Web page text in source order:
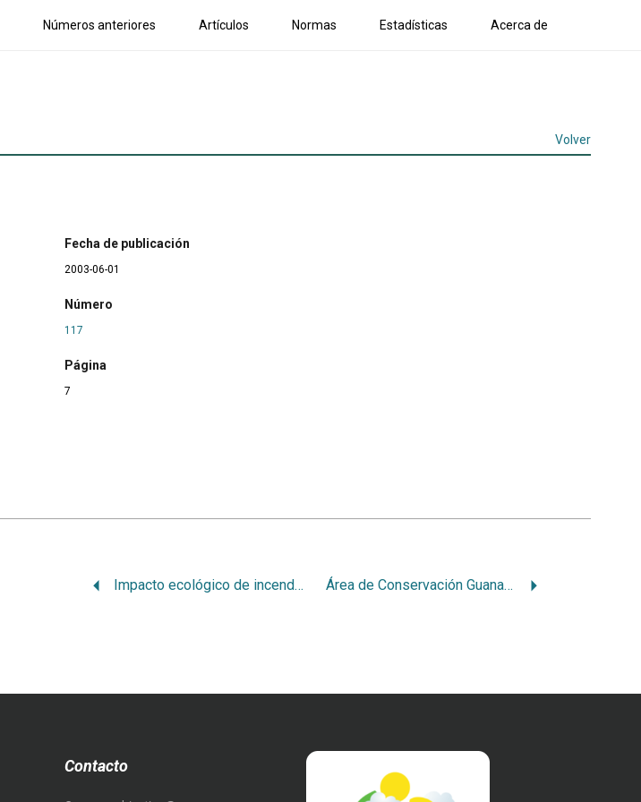
Números anteriores Artículos Normas Estadísticas Acerca de
Volver
Fecha de publicación
2003-06-01
Número
117
Página
7
Impacto ecológico de incendios en nuestro bosque seco Área de Conservación Guanacaste e incendios
Contacto